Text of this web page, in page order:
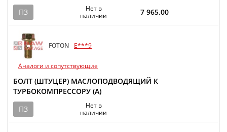
ПЗ
Нет в
наличии
7 965.00
FOTON E***9
Аналоги и сопутствующие
БОЛТ (ШТУЦЕР) МАСЛОПОДВОДЯЩИЙ К
ТУРБОКОМПРЕССОРУ (A)
ПЗ
Нет в
наличии